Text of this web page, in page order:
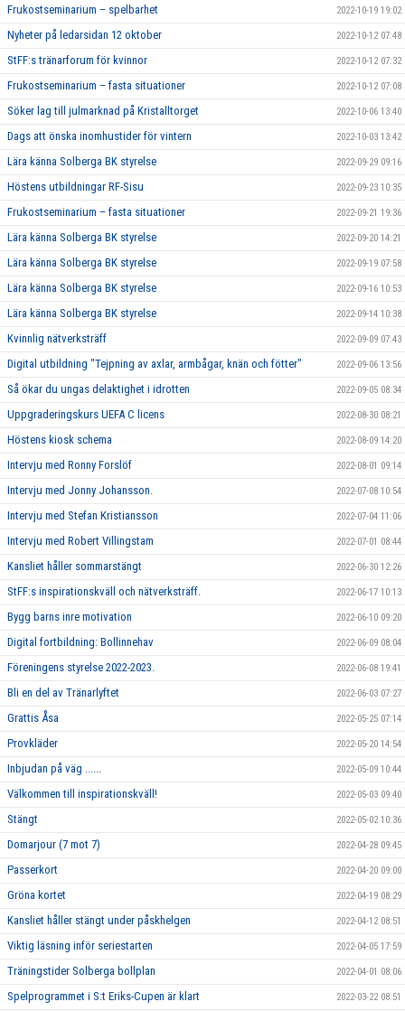
Frukostseminarium – spelbarhet 2022-10-19 19:02
Nyheter på ledarsidan 12 oktober 2022-10-12 07:48
StFF:s tränarforum för kvinnor 2022-10-12 07:32
Frukostseminarium – fasta situationer 2022-10-12 07:08
Söker lag till julmarknad på Kristalltorget 2022-10-06 13:40
Dags att önska inomhustider för vintern 2022-10-03 13:42
Lära känna Solberga BK styrelse 2022-09-29 09:16
Höstens utbildningar RF-Sisu 2022-09-23 10:35
Frukostseminarium – fasta situationer 2022-09-21 19:36
Lära känna Solberga BK styrelse 2022-09-20 14:21
Lära känna Solberga BK styrelse 2022-09-19 07:58
Lära känna Solberga BK styrelse 2022-09-16 10:53
Lära känna Solberga BK styrelse 2022-09-14 10:38
Kvinnlig nätverksträff 2022-09-09 07:43
Digital utbildning "Tejpning av axlar, armbågar, knän och fötter" 2022-09-06 13:56
Så ökar du ungas delaktighet i idrotten 2022-09-05 08:34
Uppgraderingskurs UEFA C licens 2022-08-30 08:21
Höstens kiosk schema 2022-08-09 14:20
Intervju med Ronny Forslöf 2022-08-01 09:14
Intervju med Jonny Johansson. 2022-07-08 10:54
Intervju med Stefan Kristiansson 2022-07-04 11:06
Intervju med Robert Villingstam 2022-07-01 08:44
Kansliet håller sommarstängt 2022-06-30 12:26
StFF:s inspirationskväll och nätverksträff. 2022-06-17 10:13
Bygg barns inre motivation 2022-06-10 09:20
Digital fortbildning: Bollinnehav 2022-06-09 08:04
Föreningens styrelse 2022-2023. 2022-06-08 19:41
Bli en del av Tränarlyftet 2022-06-03 07:27
Grattis Åsa 2022-05-25 07:14
Provkläder 2022-05-20 14:54
Inbjudan på väg ...... 2022-05-09 10:44
Välkommen till inspirationskväll! 2022-05-03 09:40
Stängt 2022-05-02 10:36
Domarjour (7 mot 7) 2022-04-28 09:45
Passerkort 2022-04-20 09:00
Gröna kortet 2022-04-19 08:29
Kansliet håller stängt under påskhelgen 2022-04-12 08:51
Viktig läsning inför seriestarten 2022-04-05 17:59
Träningstider Solberga bollplan 2022-04-01 08:06
Spelprogrammet i S:t Eriks-Cupen är klart 2022-03-22 08:51